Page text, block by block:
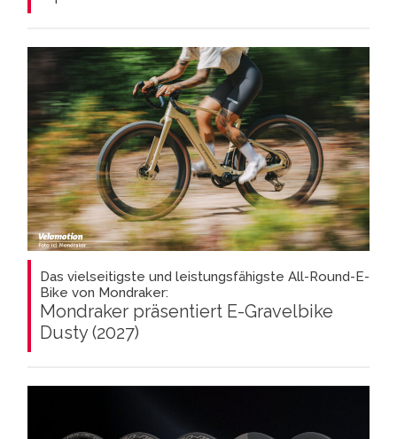
Das vielseitigste und leistungsfähigste All-Round-E-
Bike von Mondraker:
Mondraker präsentiert E-Gravelbike
Dusty (2027)